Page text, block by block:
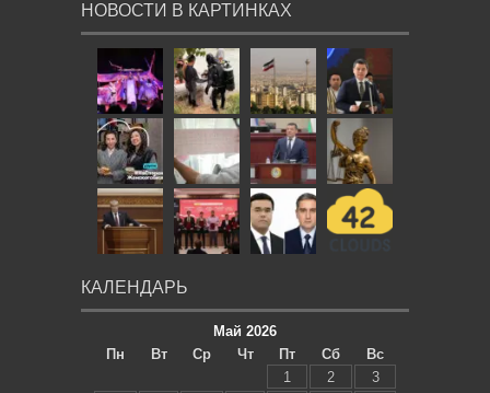
НОВОСТИ В КАРТИНКАХ
КАЛЕНДАРЬ
Май 2026
Пн
Вт Ср Чт Пт Сб
Вс
1
2
3